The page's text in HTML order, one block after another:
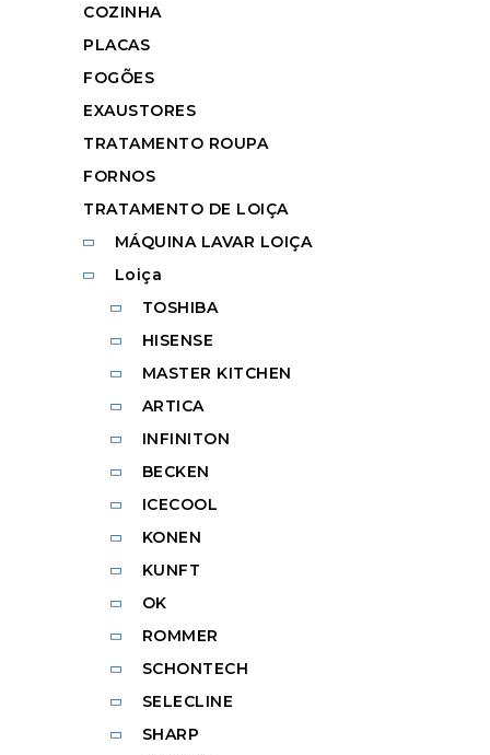
COZINHA
PLACAS
FOGÕES
EXAUSTORES
TRATAMENTO ROUPA
FORNOS
TRATAMENTO DE LOIÇA
MÁQUINA LAVAR LOIÇA
Loiça
TOSHIBA
HISENSE
MASTER KITCHEN
ARTICA
INFINITON
BECKEN
ICECOOL
KONEN
KUNFT
OK
ROMMER
SCHONTECH
SELECLINE
SHARP